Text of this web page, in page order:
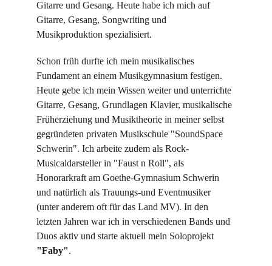
Gitarre und Gesang. Heute habe ich mich auf
Gitarre, Gesang, Songwriting und
Musikproduktion spezialisiert.
Schon früh durfte ich mein musikalisches
Fundament an einem Musikgymnasium festigen.
Heute gebe ich mein Wissen weiter und unterrichte
Gitarre, Gesang, Grundlagen Klavier, musikalische
Früherziehung und Musiktheorie in meiner selbst
gegründeten privaten Musikschule "SoundSpace
Schwerin". Ich arbeite zudem als Rock-
Musicaldarsteller in "Faust n Roll", als
Honorarkraft am Goethe-Gymnasium Schwerin
und natürlich als Trauungs-und Eventmusiker
(unter anderem oft für das Land MV). In den
letzten Jahren war ich in verschiedenen Bands und
Duos aktiv und starte aktuell mein Soloprojekt
"Faby".